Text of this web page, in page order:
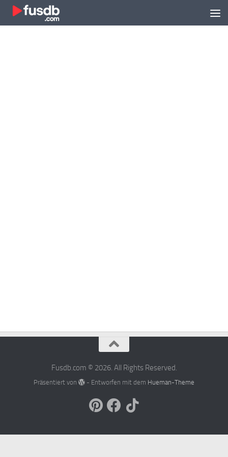
Zum Inhalt springen
Fusdb.com © 2026. All Rights Reserved.
Präsentiert von - Entworfen mit dem Hueman-Theme